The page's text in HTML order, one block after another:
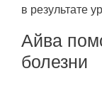
в результате
Айва
болезни